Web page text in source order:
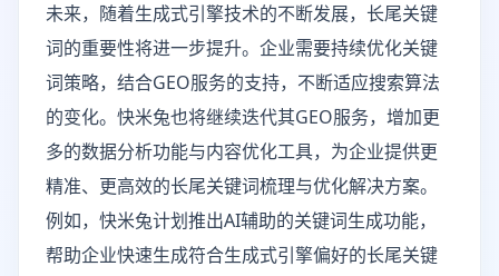
未来，随着生成式引擎技术的不断发展，长尾关键
词的重要性将进一步提升。企业需要持续优化关键
词策略，结合GEO服务的支持，不断适应搜索算法
的变化。快米兔也将继续迭代其GEO服务，增加更
多的数据分析功能与内容优化工具，为企业提供更
精准、更高效的长尾关键词梳理与优化解决方案。
例如，快米兔计划推出AI辅助的关键词生成功能，
帮助企业快速生成符合生成式引擎偏好的长尾关键